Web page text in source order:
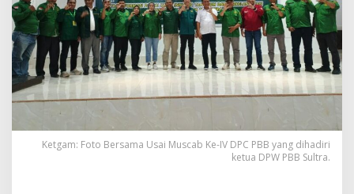
Ketgam: Foto Bersama Usai Muscab Ke-IV DPC PBB yang dihadiri
ketua DPW PBB Sultra.